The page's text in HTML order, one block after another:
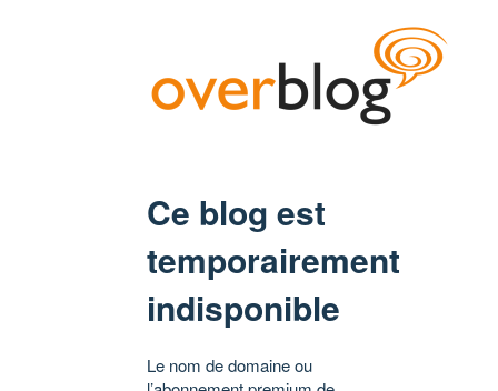
Ce blog est
temporairement
indisponible
Le nom de domaine ou